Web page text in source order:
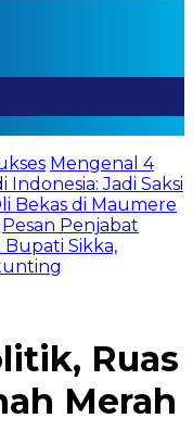
Mengenal 4
Jadi Saksi
Bekas di Maumere
Pesan Penjabat
Sikka,
Ruas
Merah